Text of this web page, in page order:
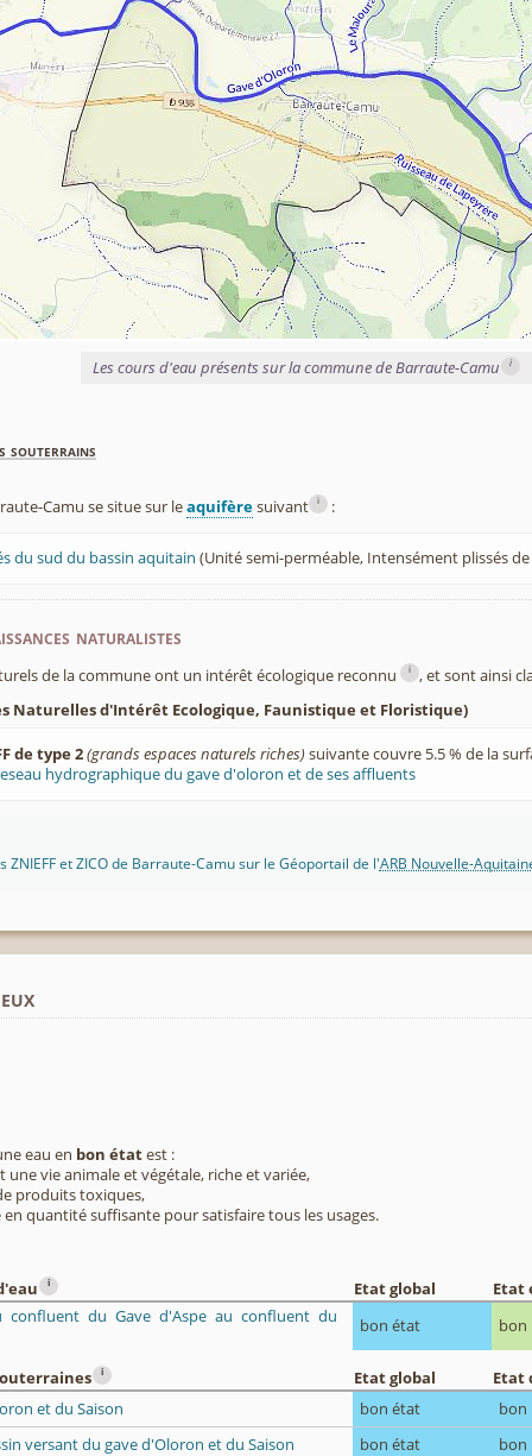
Les cours d'eau présents sur la commune de Barraute-Camu i
souterrains
Camu se situe sur leaquifèresuivant i :
du sud du bassin aquitain (Unité semi-perméable, Intensément plissés
naturalistes
de la commune ont un intérêt écologique reconnu i
, et sont ainsi
Naturelles d'Intérêt Ecologique, Faunistique et Floristique)
de type 2(grands espaces naturels riches)suivante couvre 5.5 % de la
hydrographique du gave d'oloron et de ses affluents
ZNIEFF et ZICO de Barraute-Camu sur le Géoportail de l'ARB Nouvelle-
eau en bon étatest :
une vie animale et végétale, riche et variée,
produits toxiques,
quantité suffisante pour satisfaire tous les usages.
i Etat global
Etat
confluent du Gave d'Aspe au confluent du
bon état bon
i Etat global
Etat
et du Saison
bon état
bon
versant du gave d'Oloron et du Saison
bon état bon